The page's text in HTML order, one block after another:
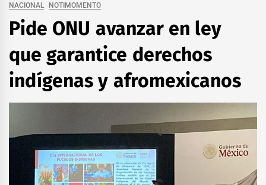
NACIONAL NOTIMOMENTO
Pide ONU avanzar en ley
que garantice derechos
indígenas y afromexicanos